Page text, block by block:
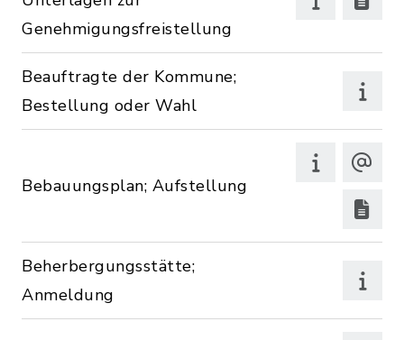
Genehmigungsfreistellung
Beauftragte der Kommune;
Bestellung oder Wahl
Bebauungsplan; Aufstellung
Beherbergungsstätte;
Anmeldung